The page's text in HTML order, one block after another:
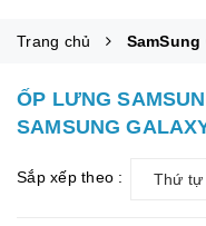
Trang chủ SamSung
ỐP LƯNG
SAMSUNG
Sắp xếp theo : Thứ tự